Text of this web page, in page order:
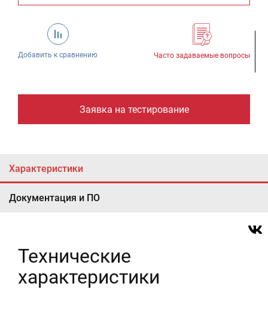
Добавить к сравнению Часто задаваемые вопросы
Заявка на тестирование
Характеристики
Документация и ПО
Технические
характеристики